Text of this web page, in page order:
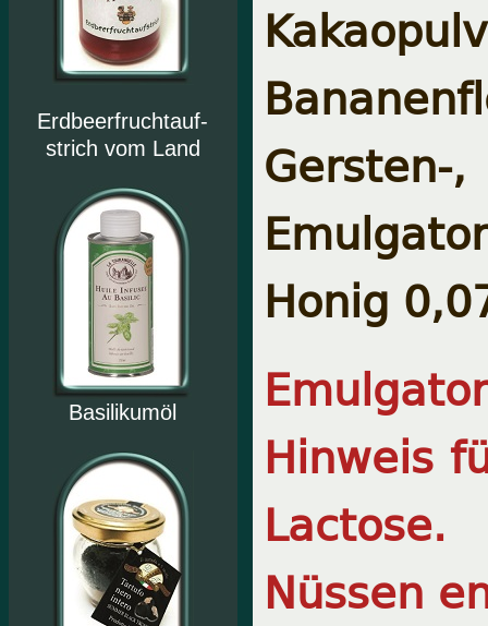
Erdbeerfruchtauf-
strich vom Land
Basilikumöl
Honig
Hinweis
Lactose.
Nüssen